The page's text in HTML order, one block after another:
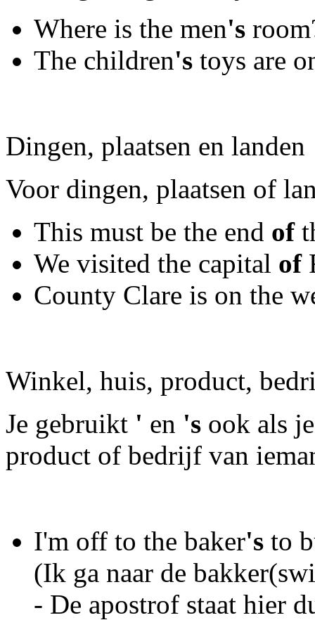
Where is the men's
The children's toys are
Dingen, plaatsen en landen
Voor dingen, plaatsen of
This must be the end of
We visited the capital of
County Clare is on the
Winkel, huis, product,
Je gebruikt ' en 's ook als
product of bedrijf van
I'm off to the baker's to
(Ik ga naar de
- De apostrof staat hier